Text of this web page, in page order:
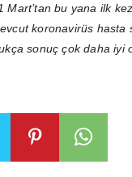
Mart’tan bu yana ilk
koronavirüs hasta
sonuç çok daha iyi